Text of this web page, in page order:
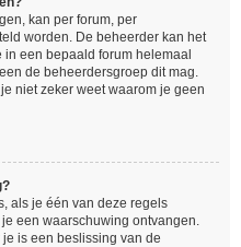
kan per forum, per
worden. De beheerder kan het
een bepaald forum helemaal
de beheerdersgroep dit mag.
niet zeker weet waarom je geen
als je één van deze regels
een waarschuwing ontvangen.
is een beslissing van de